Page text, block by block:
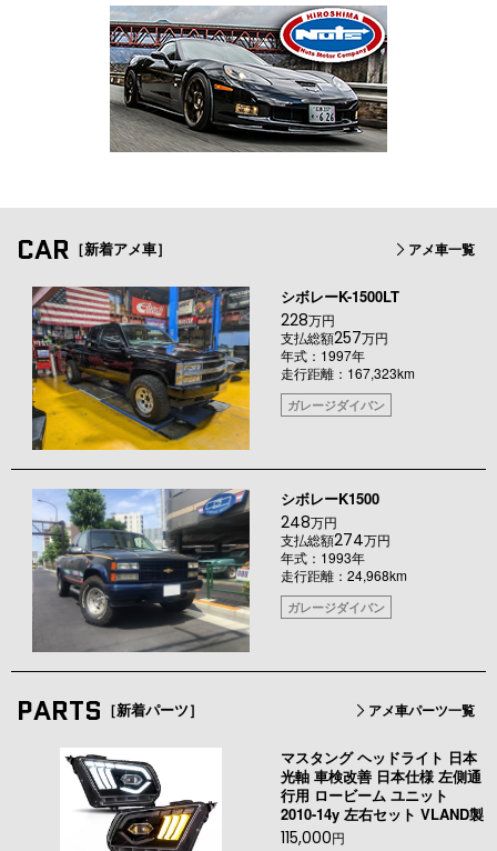
CAR ［新着アメ車］ アメ車一覧
シボレーK-1500LT
228万円
支払総額257万円
年式：1997年
走行距離：167,323km
ガレージダイバン
シボレーK1500
248万円
支払総額274万円
年式：1993年
走行距離：24,968km
ガレージダイバン
PARTS ［新着パーツ］ アメ車パーツ一覧
マスタング ヘッドライト 日本
光軸 車検改善 日本仕様 左側通
行用 ロービーム ユニット
2010-14y 左右セット VLAND製
115,000円